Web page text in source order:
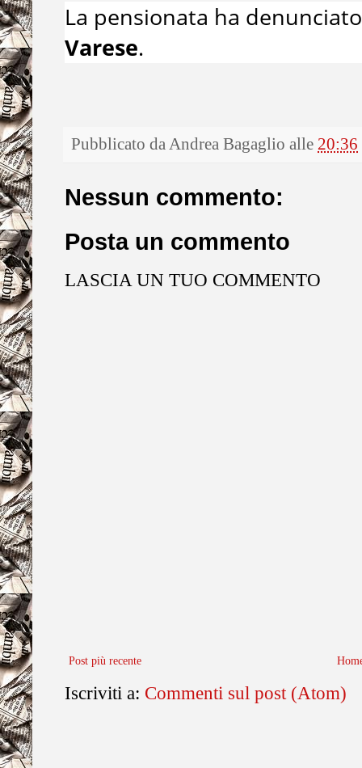
La pensionata ha
Varese.
Pubblicato daAndrea Bagaglio alle 20:36
Nessun commento:
Posta un commento
LASCIA UN TUO COMMENTO
Post più recente
Iscriviti a: Commenti sul post (Atom)